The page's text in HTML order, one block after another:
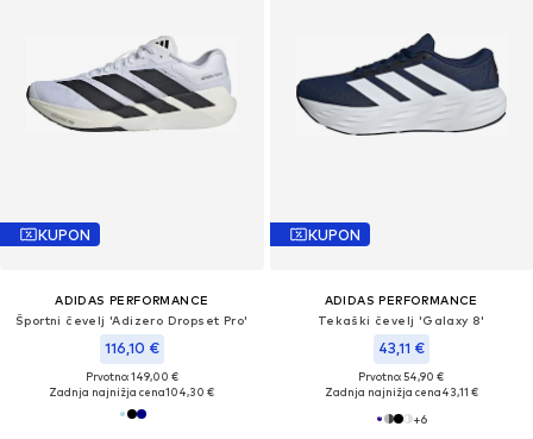
KUPON
ADIDAS PERFORMANCE
Športni čevelj 'Adizero Dropset Pro'
116,10 €
Prvotno: 149,00 €
Zadnja najnižja cena104,30 €
KUPON
ADIDAS PERFORMANCE
Tekaški čevelj 'Galaxy 8'
43,11 €
Prvotno: 54,90 €
Zadnja najnižja cena43,11 €
+6